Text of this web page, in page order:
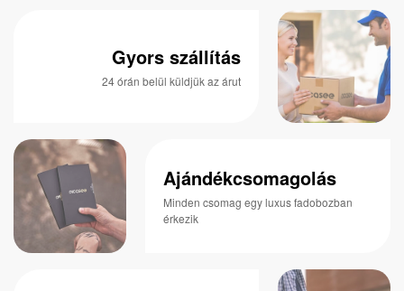
Gyors szállítás
24 órán belül küldjük az árut
Ajándékcsomagolás
Minden csomag egy luxus fadobozban
érkezik